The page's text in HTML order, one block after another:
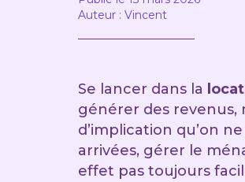
Auteur : Vincent
Se lancer dans la
générer des revenus,
d’implication qu’on
arrivées, gérer le
effet pas toujours